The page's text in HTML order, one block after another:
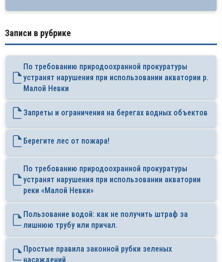
Записи в рубрике
По требованию природоохранной прокуратуры
устранят нарушения при использовании акватории р.
Малой Невки
Запреты и ограничения на берегах водных объектов
Берегите лес от пожара!
По требованию природоохранной прокуратуры
устранят нарушения при использовании акватории
реки «Малой Невки»
Пользование водой: как не получить штраф за
лишнюю трубу или причал.
Простые правила законной рубки зеленых
насаждений